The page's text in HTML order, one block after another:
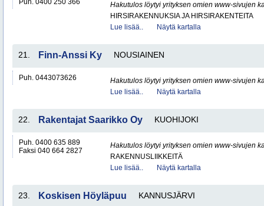
Puh. 0400 250 366
Hakutulos löytyi yrityksen omien www-sivujen
HIRSIRAKENNUKSIA JA HIRSIRAKENTEITA
Lue lisää..
Näytä kartalla
21. Finn-Anssi Ky NOUSIAINEN
Puh. 0443073626
Hakutulos löytyi yrityksen omien www-sivujen
Lue lisää..
Näytä kartalla
22. Rakentajat Saarikko Oy KUOHIJOKI
Puh. 0400 635 889
Faksi 040 664 2827
Hakutulos löytyi yrityksen omien www-sivujen
RAKENNUSLIIKKEITÄ
Lue lisää..
Näytä kartalla
23. Koskisen Höyläpuu KANNUSJÄRVI